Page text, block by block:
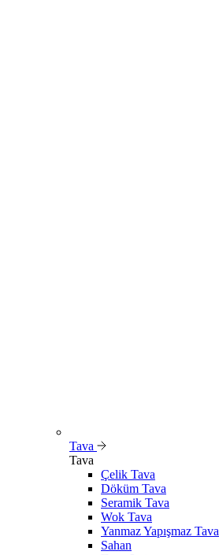
Tava
Tava
Çelik Tava
Döküm Tava
Seramik Tava
Wok Tava
Yanmaz Yapışmaz Tava
Sahan